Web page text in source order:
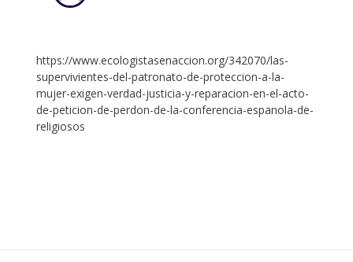
https://www.ecologistasenaccion.org/342070/las-
supervivientes-del-patronato-de-proteccion-a-la-
mujer-exigen-verdad-justicia-y-reparacion-en-el-acto-
de-peticion-de-perdon-de-la-conferencia-espanola-de-
religiosos